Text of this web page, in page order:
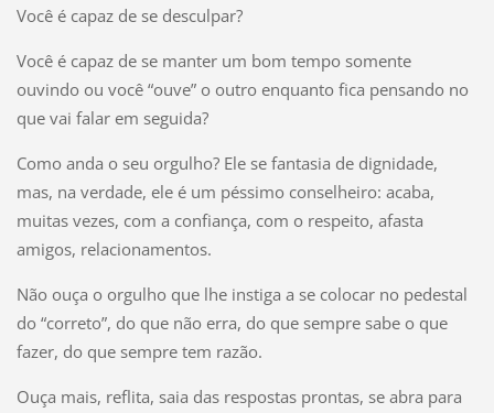
Você é capaz de se desculpar?
Você é capaz de se manter um bom tempo somente
ouvindo ou você “ouve” o outro enquanto fica pensando no
que vai falar em seguida?
Como anda o seu orgulho? Ele se fantasia de dignidade,
mas, na verdade, ele é um péssimo conselheiro: acaba,
muitas vezes, com a confiança, com o respeito, afasta
amigos, relacionamentos.
Não ouça o orgulho que lhe instiga a se colocar no pedestal
do “correto”, do que não erra, do que sempre sabe o que
fazer, do que sempre tem razão.
Ouça mais, reflita, saia das respostas prontas, se abra para